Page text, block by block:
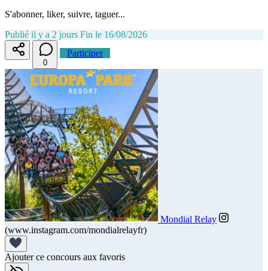
S'abonner, liker, suivre, taguer...
Publié il y a 2 jours Fin le 16/08/2026
0
Participer
Mondial Relay
(www.instagram.com/mondialrelayfr)
Ajouter ce concours aux favoris